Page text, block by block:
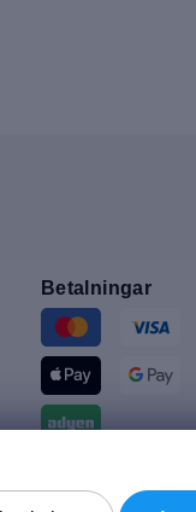
Betalningar
Leverans av